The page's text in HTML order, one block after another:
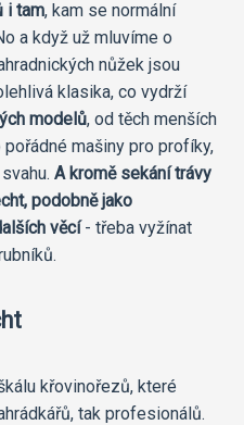
i tam, kam se normální
a když už mluvíme o
nůžek jsou
klasika, co vydrží
modelů, od těch menších
mašiny pro profíky,
A kromě sekání trávy
podobně jako
věcí- třeba vyžínat
křovinořezů, které
tak profesionálů.